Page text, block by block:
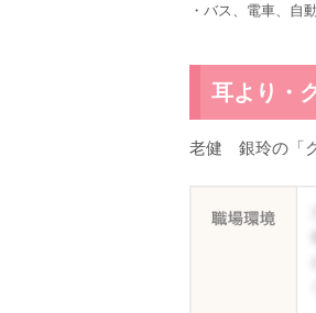
・バス、電車、自
耳より・
老健 銀玲の「ク